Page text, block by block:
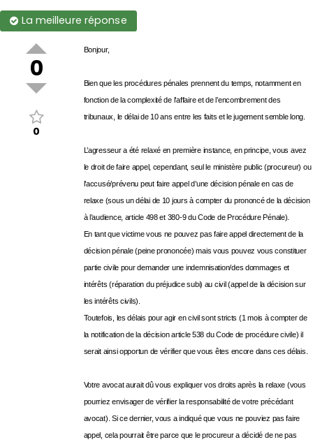
La meilleure réponse
0
0
Bonjour,
Bien que les procédures pénales prennent du temps, notamment en
fonction de la complexité de l’affaire et de l’encombrement des
tribunaux, le délai de 10 ans entre les faits et le jugement semble long.
L’agresseur a été relaxé en première instance, en principe, vous avez
le droit de faire appel, cependant, seul le ministère public (procureur) ou
l’accusé/prévenu peut faire appel d’une décision pénale en cas de
relaxe (sous un délai de 10 jours à compter du prononcé de la décision
à l’audience, article 498 et 380-9 du Code de Procédure Pénale).
En tant que victime vous ne pouvez pas faire appel directement de la
décision pénale (peine prononcée) mais vous pouvez vous constituer
partie civile pour demander une indemnisation/des dommages et
intérêts (réparation du préjudice subi) au civil (appel de la décision sur
les intérêts civils).
Toutefois, les délais pour agir en civil sont stricts (1 mois à compter de
la notification de la décision article 538 du Code de procédure civile) il
serait ainsi opportun de vérifier que vous êtes encore dans ces délais.
Votre avocat aurait dû vous expliquer vos droits après la relaxe (vous
pourriez envisager de vérifier la responsabilité de votre précédant
avocat). Si ce dernier, vous a indiqué que vous ne pouviez pas faire
appel, cela pourrait être parce que le procureur a décidé de ne pas